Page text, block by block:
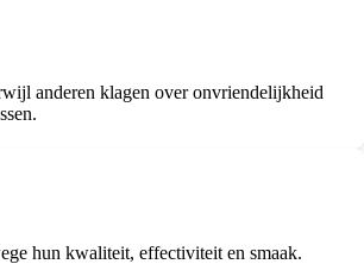
anderen klagen over onvriendelijkheid
hun kwaliteit, effectiviteit en smaak.